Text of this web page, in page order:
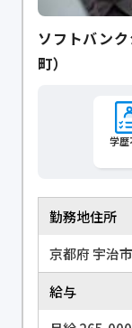
ソフトバン
町）
学歴
勤務地住所
京都府 宇治
給与